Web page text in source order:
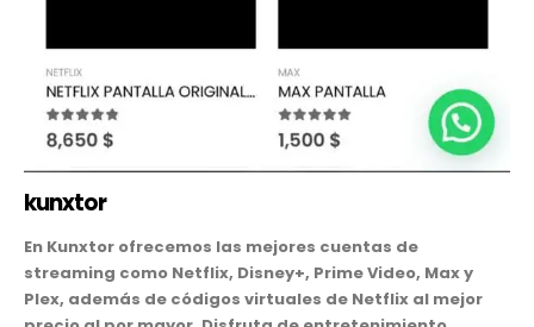
kunxtor
En Kunxtor ofrecemos las mejores cuentas de
streaming como Netflix, Disney+, Prime Video, Max y
Plex, además de códigos virtuales de Netflix al mejor